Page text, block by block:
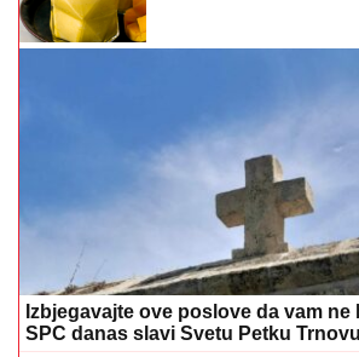
Izbjegavajte ove poslove da vam ne
SPC danas slavi Svetu Petku Trnovu